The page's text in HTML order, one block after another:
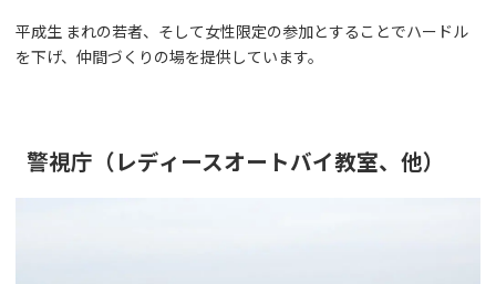
平成生 まれの若者、そして女性限定の参加とすることでハードル
を下げ、仲間づくりの場を提供しています。
警視庁（レディースオートバイ教室、他）